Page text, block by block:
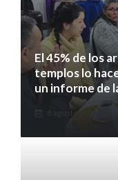
El 45% de los
templos lo
un informe de
8 agosto 2026